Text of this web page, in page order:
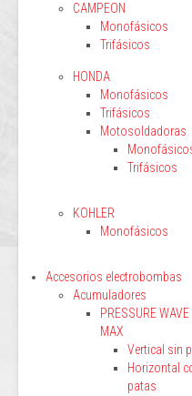
CAMPEON
Monofásicos
Trifásicos
HONDA
Monofásicos
Trifásicos
Motosoldadoras
Trifásicos
KOHLER
Monofásicos
Accesorios electrobombas
Acumuladores
PRESSURE
MAX
Vertical sin
Horizontal
patas